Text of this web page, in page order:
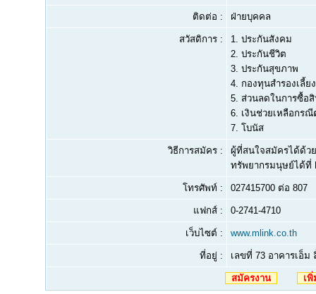
ติดต่อ : ฝ่ายบุคคล
สวัสดิการ :
1. ประกันสังคม
2. ประกันชีวิต
3. ประกันสุขภาพ
4. กองทุนสำรองเลี้ย
5. ส่วนลดในการซื้อ
6. เงินช่วยเหลือกรณี
7. โบนัส
วิธีการสมัคร :
ผู้ที่สนใจสมัครได้ด้ว
ทรัพยากรมนุษย์ได้ที่
โทรศัพท์ : 027415700 ต่อ 807
แฟกส์ : 0-2741-4710
เว็บไซต์ : www.mlink.co.th
ที่อยู่ : เลขที่ 73 อาคารเอ็
สมัครงาน เ